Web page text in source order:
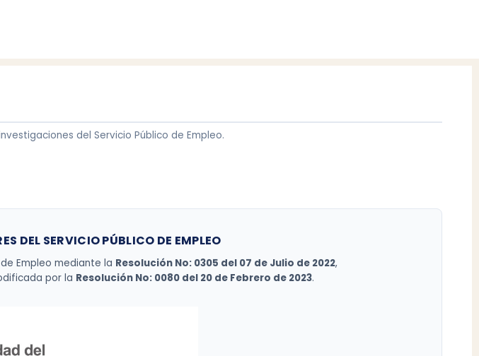
del Servicio Público de Empleo.
DEL SERVICIO PÚBLICO DE EMPLEO
Empleo mediante la Resolución No: 0305 del 07 de Julio de 2022,
por la Resolución No: 0080 del 20 de Febrero de 2023.